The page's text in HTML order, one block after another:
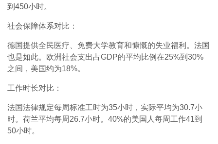
到450小时。
社会保障体系对比：
德国提供全民医疗、免费大学教育和慷慨的失业福利。法国
也是如此。欧洲社会支出占GDP的平均比例在25%到30%
之间，美国约为18%。
工作时长对比：
法国法律规定每周标准工时为35小时，实际平均为30.7小
时。荷兰平均每周26.7小时。40%的美国人每周工作41到
50小时。